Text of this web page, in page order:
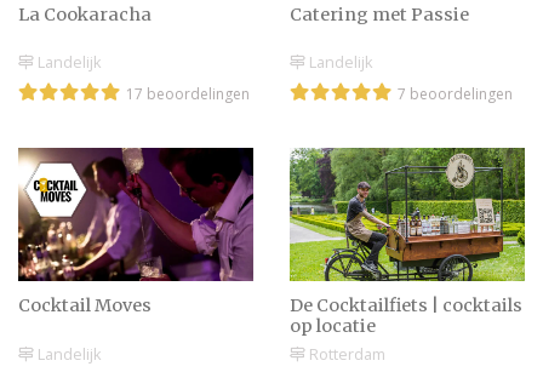
La Cookaracha
Landelijk
17 beoordelingen
Catering met Passie
Landelijk
7 beoordelingen
Cocktail Moves
Landelijk
De Cocktailfiets | cocktails
op locatie
Rotterdam
Einde van de content